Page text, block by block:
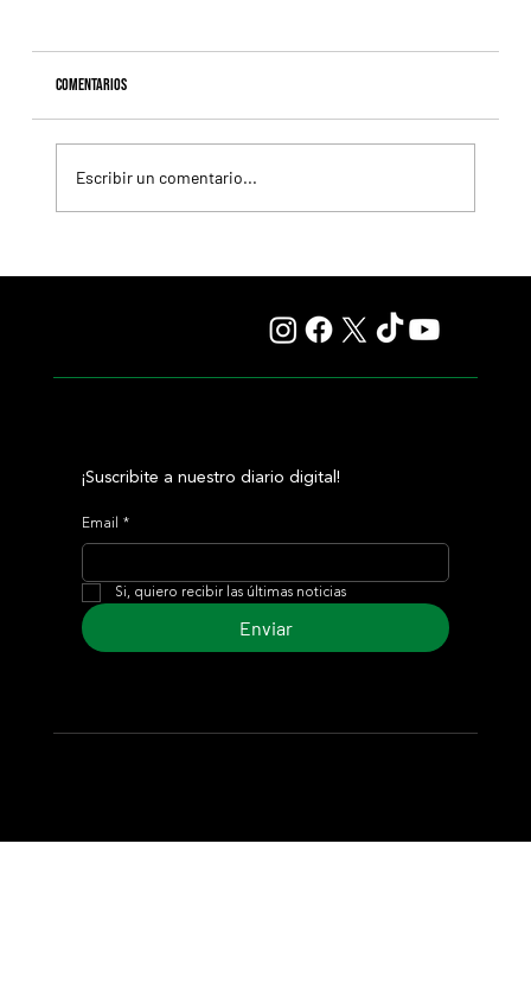
Comentarios
Escribir un comentario...
¡Suscribite a nuestro diario digital!
Email *
Si, quiero recibir las últimas noticias
Enviar